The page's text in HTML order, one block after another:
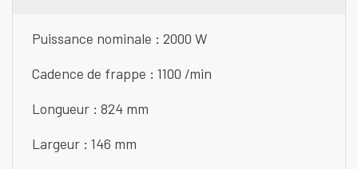
Puissance nominale : 2000 W
Cadence de frappe : 1100 /min
Longueur : 824 mm
Largeur : 146 mm